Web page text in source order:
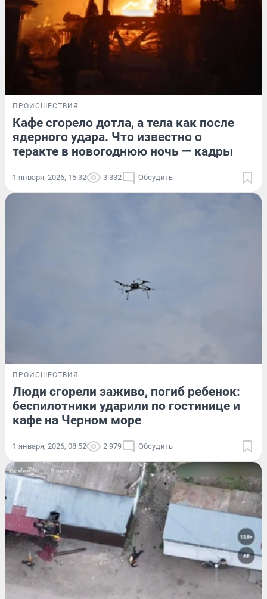
ПРОИСШЕСТВИЯ
Кафе сгорело дотла, а тела как после
ядерного удара. Что известно о
теракте в новогоднюю ночь — кадры
1 января, 2026, 15:32 3 332 Обсудить
ПРОИСШЕСТВИЯ
Люди сгорели заживо, погиб ребенок:
беспилотники ударили по гостинице и
кафе на Черном море
1 января, 2026, 08:52 2 979 Обсудить